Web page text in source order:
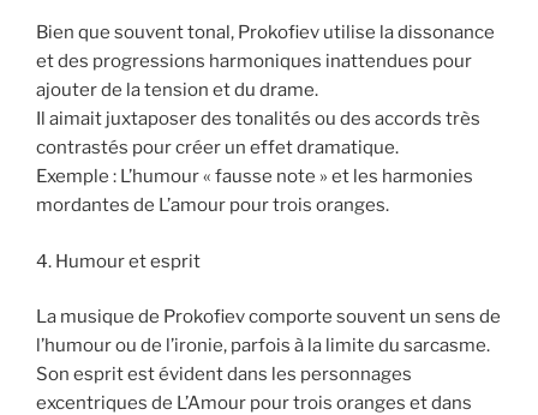
Bien que souvent tonal, Prokofiev utilise la dissonance
et des progressions harmoniques inattendues pour
ajouter de la tension et du drame.
Il aimait juxtaposer des tonalités ou des accords très
contrastés pour créer un effet dramatique.
Exemple : L’humour « fausse note » et les harmonies
mordantes de L’amour pour trois oranges.
4. Humour et esprit
La musique de Prokofiev comporte souvent un sens de
l’humour ou de l’ironie, parfois à la limite du sarcasme.
Son esprit est évident dans les personnages
excentriques de L’Amour pour trois oranges et dans